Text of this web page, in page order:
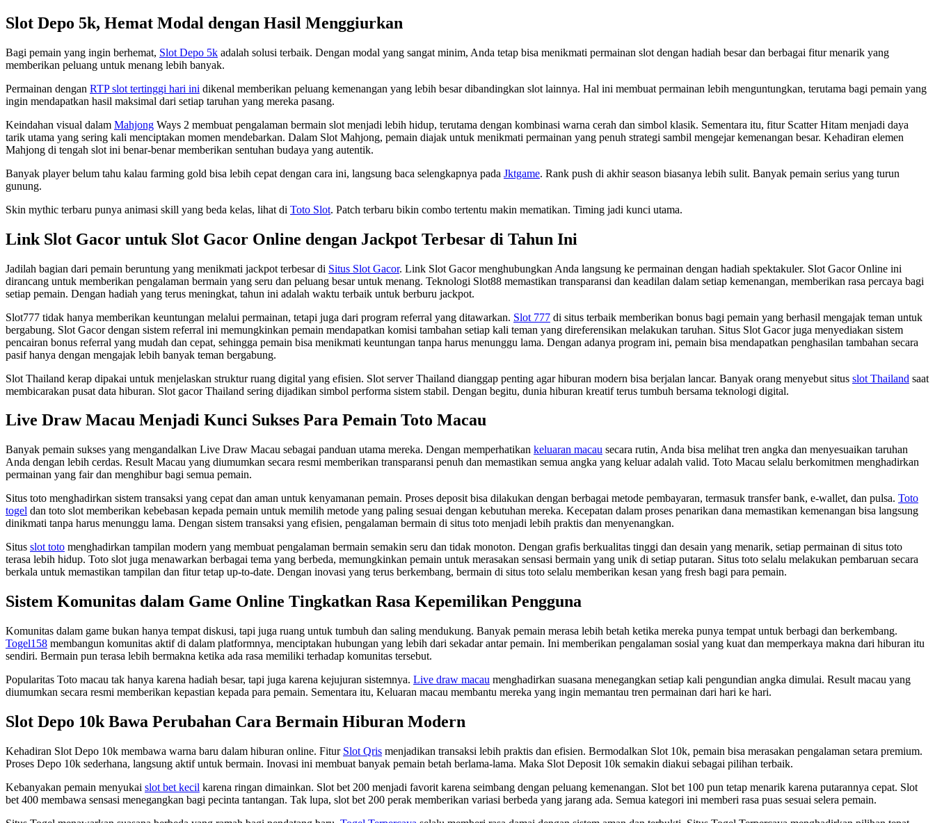
Slot Depo 5k, Hemat Modal dengan Hasil Menggiurkan
Bagi pemain yang ingin berhemat, Slot Depo 5k adalah solusi terbaik. Dengan modal yang sangat minim, Anda tetap bisa menikmati permainan slot dengan hadiah besar dan berbagai fitur menarik yang
memberikan peluang untuk menang lebih banyak.
Permainan dengan RTP slot tertinggi hari ini dikenal memberikan peluang kemenangan yang lebih besar dibandingkan slot lainnya. Hal ini membuat permainan lebih menguntungkan, terutama bagi pemain yang
ingin mendapatkan hasil maksimal dari setiap taruhan yang mereka pasang.
Keindahan visual dalam Mahjong Ways 2 membuat pengalaman bermain slot menjadi lebih hidup, terutama dengan kombinasi warna cerah dan simbol klasik. Sementara itu, fitur Scatter Hitam menjadi daya
tarik utama yang sering kali menciptakan momen mendebarkan. Dalam Slot Mahjong, pemain diajak untuk menikmati permainan yang penuh strategi sambil mengejar kemenangan besar. Kehadiran elemen
Mahjong di tengah slot ini benar-benar memberikan sentuhan budaya yang autentik.
Banyak player belum tahu kalau farming gold bisa lebih cepat dengan cara ini, langsung baca selengkapnya pada Jktgame. Rank push di akhir season biasanya lebih sulit. Banyak pemain serius yang turun
gunung.
Skin mythic terbaru punya animasi skill yang beda kelas, lihat di Toto Slot. Patch terbaru bikin combo tertentu makin mematikan. Timing jadi kunci utama.
Link Slot Gacor untuk Slot Gacor Online dengan Jackpot Terbesar di Tahun Ini
Jadilah bagian dari pemain beruntung yang menikmati jackpot terbesar di Situs Slot Gacor. Link Slot Gacor menghubungkan Anda langsung ke permainan dengan hadiah spektakuler. Slot Gacor Online ini
dirancang untuk memberikan pengalaman bermain yang seru dan peluang besar untuk menang. Teknologi Slot88 memastikan transparansi dan keadilan dalam setiap kemenangan, memberikan rasa percaya bagi
setiap pemain. Dengan hadiah yang terus meningkat, tahun ini adalah waktu terbaik untuk berburu jackpot.
Slot777 tidak hanya memberikan keuntungan melalui permainan, tetapi juga dari program referral yang ditawarkan. Slot 777 di situs terbaik memberikan bonus bagi pemain yang berhasil mengajak teman untuk
bergabung. Slot Gacor dengan sistem referral ini memungkinkan pemain mendapatkan komisi tambahan setiap kali teman yang direferensikan melakukan taruhan. Situs Slot Gacor juga menyediakan sistem
pencairan bonus referral yang mudah dan cepat, sehingga pemain bisa menikmati keuntungan tanpa harus menunggu lama. Dengan adanya program ini, pemain bisa mendapatkan penghasilan tambahan secara
pasif hanya dengan mengajak lebih banyak teman bergabung.
Slot Thailand kerap dipakai untuk menjelaskan struktur ruang digital yang efisien. Slot server Thailand dianggap penting agar hiburan modern bisa berjalan lancar. Banyak orang menyebut situs slot Thailand saat
membicarakan pusat data hiburan. Slot gacor Thailand sering dijadikan simbol performa sistem stabil. Dengan begitu, dunia hiburan kreatif terus tumbuh bersama teknologi digital.
Live Draw Macau Menjadi Kunci Sukses Para Pemain Toto Macau
Banyak pemain sukses yang mengandalkan Live Draw Macau sebagai panduan utama mereka. Dengan memperhatikan keluaran macau secara rutin, Anda bisa melihat tren angka dan menyesuaikan taruhan
Anda dengan lebih cerdas. Result Macau yang diumumkan secara resmi memberikan transparansi penuh dan memastikan semua angka yang keluar adalah valid. Toto Macau selalu berkomitmen menghadirkan
permainan yang fair dan menghibur bagi semua pemain.
Situs toto menghadirkan sistem transaksi yang cepat dan aman untuk kenyamanan pemain. Proses deposit bisa dilakukan dengan berbagai metode pembayaran, termasuk transfer bank, e-wallet, dan pulsa. Toto
togel dan toto slot memberikan kebebasan kepada pemain untuk memilih metode yang paling sesuai dengan kebutuhan mereka. Kecepatan dalam proses penarikan dana memastikan kemenangan bisa langsung
dinikmati tanpa harus menunggu lama. Dengan sistem transaksi yang efisien, pengalaman bermain di situs toto menjadi lebih praktis dan menyenangkan.
Situs slot toto menghadirkan tampilan modern yang membuat pengalaman bermain semakin seru dan tidak monoton. Dengan grafis berkualitas tinggi dan desain yang menarik, setiap permainan di situs toto
terasa lebih hidup. Toto slot juga menawarkan berbagai tema yang berbeda, memungkinkan pemain untuk merasakan sensasi bermain yang unik di setiap putaran. Situs toto selalu melakukan pembaruan secara
berkala untuk memastikan tampilan dan fitur tetap up-to-date. Dengan inovasi yang terus berkembang, bermain di situs toto selalu memberikan kesan yang fresh bagi para pemain.
Sistem Komunitas dalam Game Online Tingkatkan Rasa Kepemilikan Pengguna
Komunitas dalam game bukan hanya tempat diskusi, tapi juga ruang untuk tumbuh dan saling mendukung. Banyak pemain merasa lebih betah ketika mereka punya tempat untuk berbagi dan berkembang.
Togel158 membangun komunitas aktif di dalam platformnya, menciptakan hubungan yang lebih dari sekadar antar pemain. Ini memberikan pengalaman sosial yang kuat dan memperkaya makna dari hiburan itu
sendiri. Bermain pun terasa lebih bermakna ketika ada rasa memiliki terhadap komunitas tersebut.
Popularitas Toto macau tak hanya karena hadiah besar, tapi juga karena kejujuran sistemnya. Live draw macau menghadirkan suasana menegangkan setiap kali pengundian angka dimulai. Result macau yang
diumumkan secara resmi memberikan kepastian kepada para pemain. Sementara itu, Keluaran macau membantu mereka yang ingin memantau tren permainan dari hari ke hari.
Slot Depo 10k Bawa Perubahan Cara Bermain Hiburan Modern
Kehadiran Slot Depo 10k membawa warna baru dalam hiburan online. Fitur Slot Qris menjadikan transaksi lebih praktis dan efisien. Bermodalkan Slot 10k, pemain bisa merasakan pengalaman setara premium.
Proses Depo 10k sederhana, langsung aktif untuk bermain. Inovasi ini membuat banyak pemain betah berlama-lama. Maka Slot Deposit 10k semakin diakui sebagai pilihan terbaik.
Kebanyakan pemain menyukai slot bet kecil karena ringan dimainkan. Slot bet 200 menjadi favorit karena seimbang dengan peluang kemenangan. Slot bet 100 pun tetap menarik karena putarannya cepat. Slot
bet 400 membawa sensasi menegangkan bagi pecinta tantangan. Tak lupa, slot bet 200 perak memberikan variasi berbeda yang jarang ada. Semua kategori ini memberi rasa puas sesuai selera pemain.